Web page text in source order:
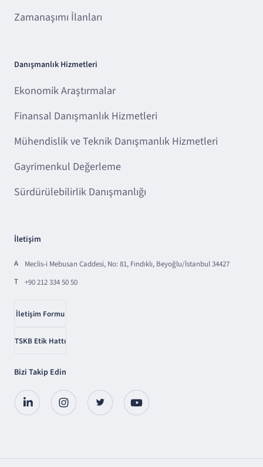
Zamanaşımı İlanları
Danışmanlık Hizmetleri
Ekonomik Araştırmalar
Finansal Danışmanlık Hizmetleri
Mühendislik ve Teknik Danışmanlık Hizmetleri
Gayrimenkul Değerleme
Sürdürülebilirlik Danışmanlığı
İletişim
A
Meclis-i Mebusan Caddesi, No: 81, Fındıklı, Beyoğlu/İstanbul 34427
T
+90 212 334 50 50
İletişim Formu
TSKB Etik Hattı
Bizi Takip Edin